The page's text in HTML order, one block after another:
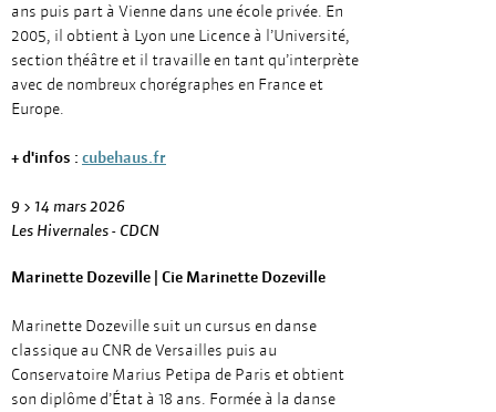
ans puis part à Vienne dans une école privée. En
2005, il obtient à Lyon une Licence à l’Université,
section théâtre et il travaille en tant qu’interprète
avec de nombreux chorégraphes en France et
Europe.
+ d'infos : cubehaus.fr
9 > 14 mars 2026
Les Hivernales - CDCN
Marinette Dozeville | Cie Marinette Dozeville
Marinette Dozeville suit un cursus en danse
classique au CNR de Versailles puis au
Conservatoire Marius Petipa de Paris et obtient
son diplôme d’État à 18 ans. Formée à la danse